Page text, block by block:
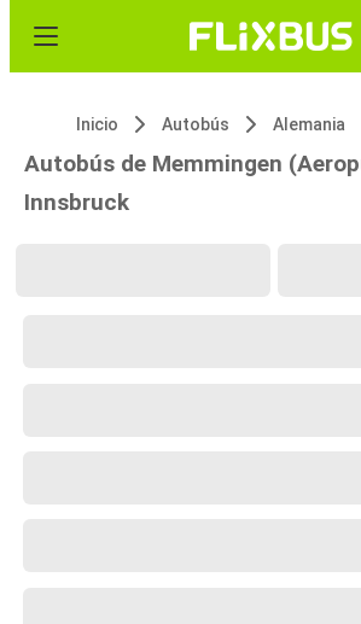
Inicio Autobús Alemania
Autobús de Memmingen
Innsbruck